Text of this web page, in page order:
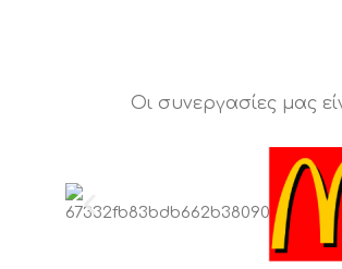
Οι συνεργασίες μας